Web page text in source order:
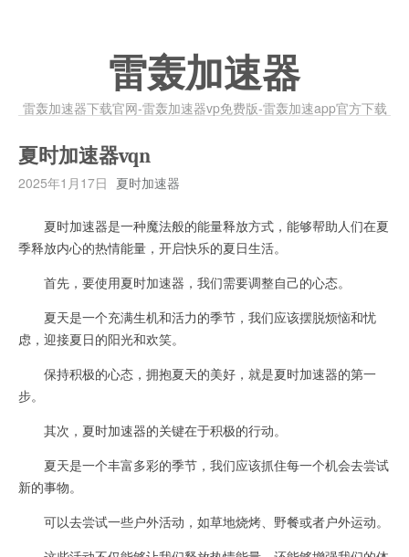
雷轰加速器
雷轰加速器下载官网-雷轰加速器vp免费版-雷轰加速app官方下载
夏时加速器vqn
2025年1月17日 夏时加速器
夏时加速器是一种魔法般的能量释放方式，能够帮助人们在夏
季释放内心的热情能量，开启快乐的夏日生活。
首先，要使用夏时加速器，我们需要调整自己的心态。
夏天是一个充满生机和活力的季节，我们应该摆脱烦恼和忧
虑，迎接夏日的阳光和欢笑。
保持积极的心态，拥抱夏天的美好，就是夏时加速器的第一
步。
其次，夏时加速器的关键在于积极的行动。
夏天是一个丰富多彩的季节，我们应该抓住每一个机会去尝试
新的事物。
可以去尝试一些户外活动，如草地烧烤、野餐或者户外运动。